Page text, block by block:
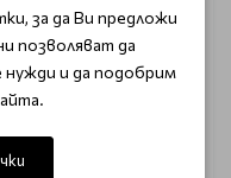
машинка Wahl Moser
Fine Blade
за да Ви предложи
позволяват да
и да подобрим